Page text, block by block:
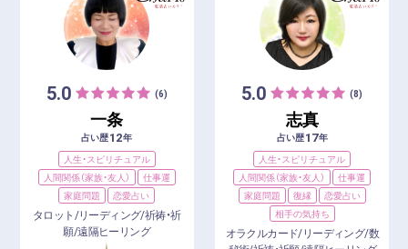
5.0 (6)
一条
占い歴12年
人生・スピリチュアル
人間関係（家族・友人）
仕事運
家庭問題
恋愛占い
タロット/リーディング/祈祷・祈
願/遠隔ヒーリング
5.0 (8)
志真
占い歴17年
人生・スピリチュアル
人間関係（家族・友人）
仕事運
家庭問題
復縁
恋愛占い
相手の気持ち
オラクルカード/リーディング/数